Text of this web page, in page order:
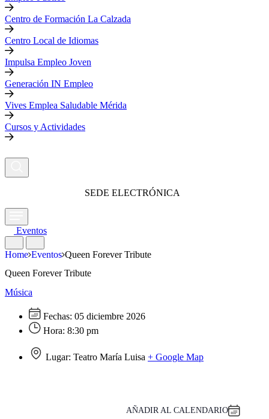
Centro de Formación La Calzada
Centro Local de Idiomas
Impulsa Empleo Joven
Generación IN Empleo
Vives Emplea Saludable Mérida
Cursos y Actividades
SEDE ELECTRÓNICA
Eventos
Home Eventos Queen Forever Tribute
Queen Forever Tribute
Música
Fechas: 05 diciembre 2026
Hora: 8:30 pm
Lugar: Teatro María Luisa + Google Map
AÑADIR AL CALENDARIO